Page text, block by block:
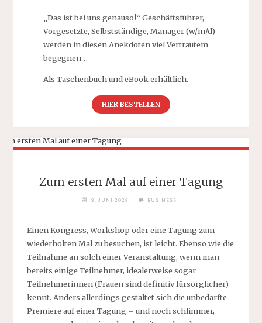
„Das ist bei uns genauso!“ Geschäftsführer,
Vorgesetzte, Selbstständige, Manager (w/m/d)
werden in diesen Anekdoten viel Vertrautem
begegnen…
Als Taschenbuch und eBook erhältlich.
HIER BESTELLEN
Zum ersten Mal auf einer Tagung
3. JUNI 2023 BUSINESS
Einen Kongress, Workshop oder eine Tagung zum
wiederholten Mal zu besuchen, ist leicht. Ebenso wie die
Teilnahme an solch einer Veranstaltung, wenn man
bereits einige Teilnehmer, idealerweise sogar
Teilnehmerinnen (Frauen sind definitiv fürsorglicher)
kennt. Anders allerdings gestaltet sich die unbedarfte
Premiere auf einer Tagung – und noch schlimmer,